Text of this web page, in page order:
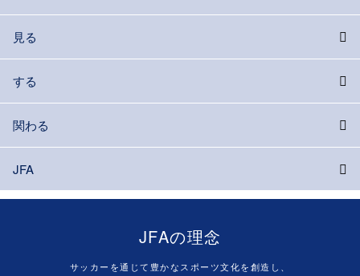
見る
する
関わる
JFA
JFAの理念
サッカーを通じて豊かなスポーツ文化を創造し、